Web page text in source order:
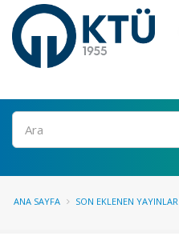
Ara
ANA SAYFA SON EKLENEN YAYINLAR